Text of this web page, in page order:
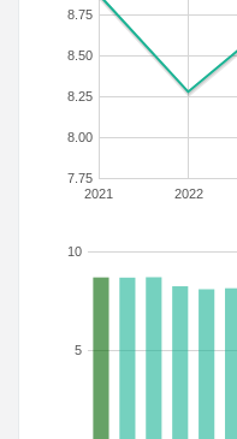
2021 2022
7.75
8.00
8.25
8.50
8.75
5
10